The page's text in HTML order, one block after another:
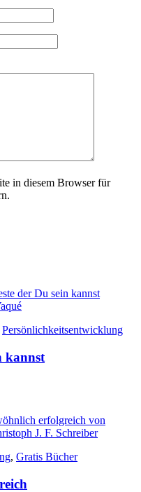
in diesem Browser für
Persönlichkeitsentwicklung
kannst
, Gratis Bücher